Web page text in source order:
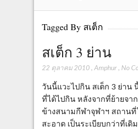
Tagged By สเต็ก
สเต็ก 3 ย่าน
22 ตุลาคม 2010, Amphur, No
วันนี้แวะไปกิน สเต็ก 3 ย่าน
ที่ได้ไปกิน หลังจากที่ย้ายจา
ข้างสนามกีฬาจุฬาฯ สถาน
สะอาด เป็นระเบียบกว่าที่เดิ